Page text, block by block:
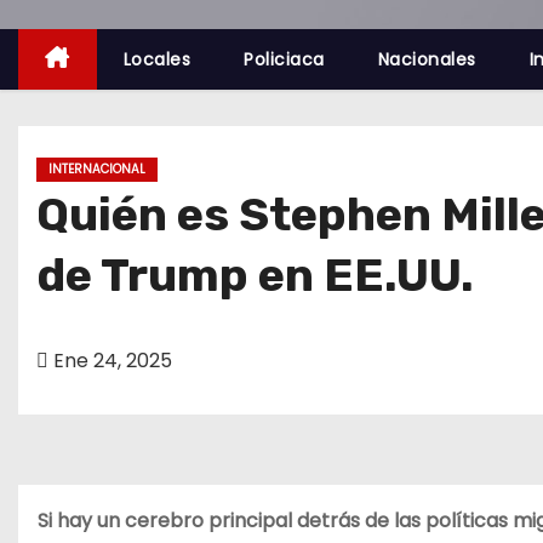
Locales Policiaca Nacionales
INTERNACIONAL
Quién es Stephen
de Trump en EE.UU.
Ene 24, 2025
Si hay un cerebro principal detrás de las políticas